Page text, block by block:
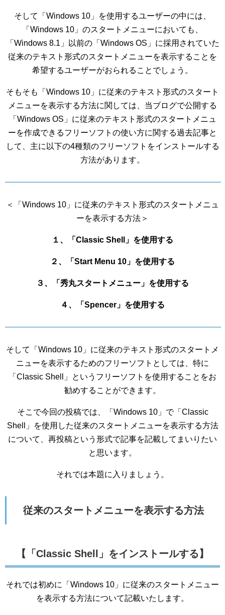
そして「Windows 10」を使用するユーザーの中には、
「Windows 10」のスタートメニューにおいても、
「Windows 8.1」以前の「Windows OS」に採用されていた
従来のテキスト形式のスタートメニューを表示することを
希望するユーザーがおられることでしょう。
そもそも「Windows 10」に従来のテキスト形式のスタート
メニューを表示する方法に関しては、当ブログで公開する
「Windows OS」に従来のテキスト形式のスタートメニュ
ーを作成できるフリーソフトの使い方に関する過去記事と
して、主に以下の4種類のフリーソフトをインストールする
方法があります。
＜「Windows 10」に従来のテキスト形式のスタートメニュ
ーを表示する方法＞
１、「Classic Shell」を使用する
２、「Start Menu 10」を使用する
３、「秀丸スタートメニュー」を使用する
４、「Spencer」を使用する
そして「Windows 10」に従来のテキスト形式のスタートメ
ニューを表示するためのフリーソフトとしては、特に
「Classic Shell」というフリーソフトを使用することをお
勧めすることができます。
そこで今回の投稿では、「Windows 10」で「Classic
Shell」を使用した従来のスタートメニューを表示する方法
について、再投稿という形式で記事を記載してまいりたい
と思います。
それでは本題に入りましょう。
従来のスタートメニューを表示する方法
【「Classic Shell」をインストールする】
それでは初めに「Windows 10」に従来のスタートメニュー
を表示する方法について記載いたします。